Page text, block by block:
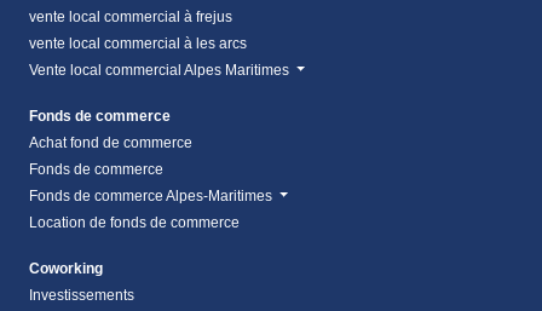
vente local commercial à frejus
vente local commercial à les arcs
Vente local commercial Alpes Maritimes
Fonds de commerce
Achat fond de commerce
Fonds de commerce
Fonds de commerce Alpes-Maritimes
Location de fonds de commerce
Coworking
Investissements